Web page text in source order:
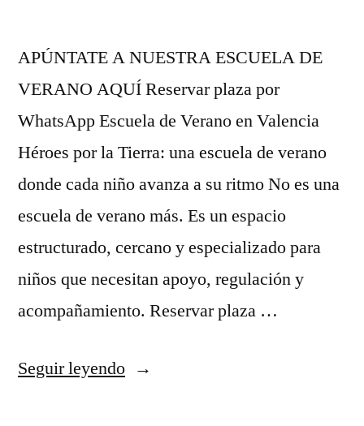
APÚNTATE A NUESTRA ESCUELA DE
VERANO AQUÍ Reservar plaza por
WhatsApp Escuela de Verano en Valencia
Héroes por la Tierra: una escuela de verano
donde cada niño avanza a su ritmo No es una
escuela de verano más. Es un espacio
estructurado, cercano y especializado para
niños que necesitan apoyo, regulación y
acompañamiento. Reservar plaza …
Seguir leyendo